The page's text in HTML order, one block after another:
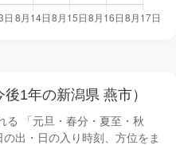
1年の新潟県 燕市）
る 「元旦・春分・夏至・秋
の出・日の入り時刻
、方位をま